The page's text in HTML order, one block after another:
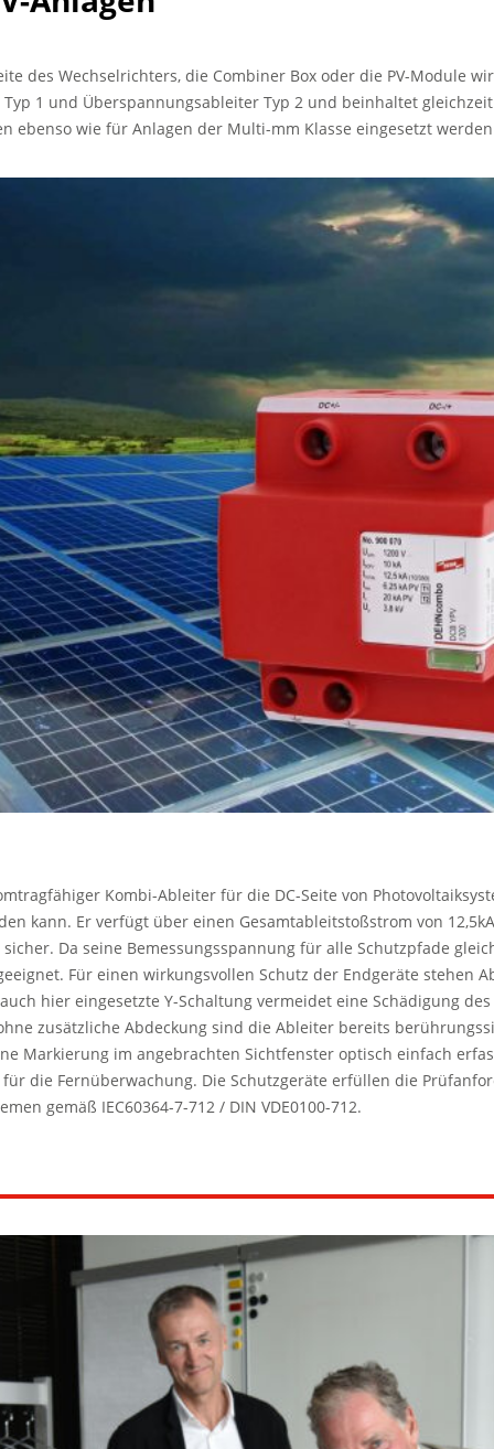
des Wechselrichters, die Combiner Box oder die PV-Module
1 und Überspannungsableiter Typ 2 und beinhaltet
ebenso wie für Anlagen der Multi-mm Klasse eingesetzt
Kombi-Ableiter für die DC-Seite von
kann. Er verfügt über einen Gesamtableitstoßstrom von
Da seine Bemessungsspannung für alle Schutzpfade
Für einen wirkungsvollen Schutz der Endgeräte stehen
hier eingesetzte Y-Schaltung vermeidet eine Schädigung
zusätzliche Abdeckung sind die Ableiter bereits
Markierung im angebrachten Sichtfenster optisch einfach
die Fernüberwachung. Die Schutzgeräte erfüllen die
gemäß IEC60364-7-712 / DIN VDE0100-712.